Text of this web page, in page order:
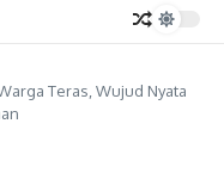
Teras, Wujud Nyata